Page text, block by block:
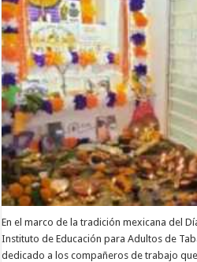
En el marco de la tradición mexicana del
Instituto de Educación para Adultos de
dedicado a los compañeros de trabajo